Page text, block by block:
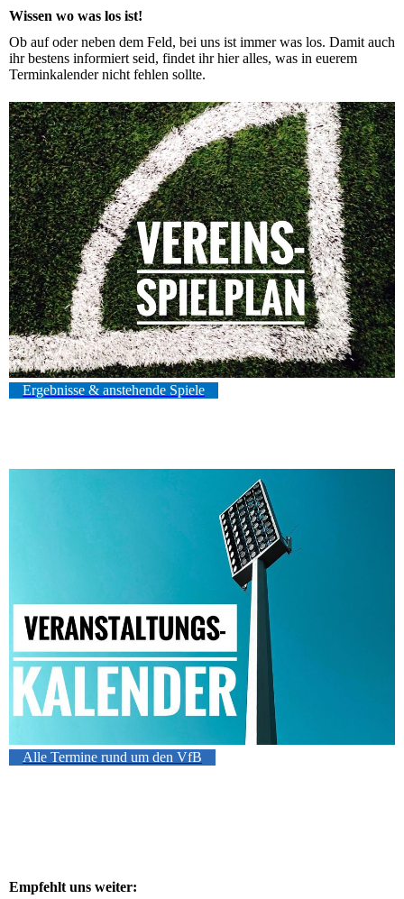
Wissen wo was los ist!
Ob auf oder neben dem Feld, bei uns ist immer was los. Damit auch
ihr bestens informiert seid, findet ihr hier alles, was in euerem
Terminkalender nicht fehlen sollte.
Ergebnisse & anstehende Spiele
Alle Termine rund um den VfB
Empfehlt uns weiter: